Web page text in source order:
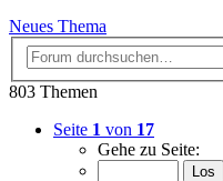
Neues Thema
803 Themen
Seite 1 von 17
Gehe zu Seite: